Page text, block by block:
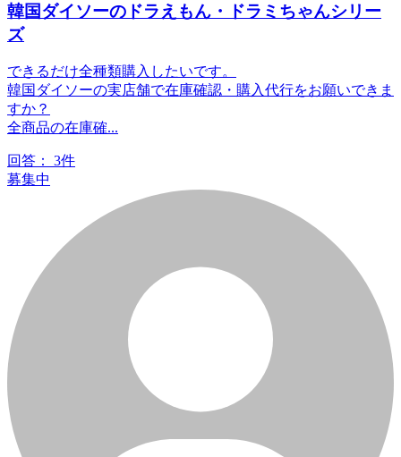
韓国ダイソーのドラえもん・ドラミちゃんシリー
ズ
できるだけ全種類購入したいです。
韓国ダイソーの実店舗で在庫確認・購入代行をお願いできま
すか？
全商品の在庫確...
回答：
3件
募集中